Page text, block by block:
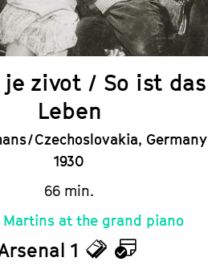
je zivot / So ist das
Leben
/ Czechoslovakia, Germany
1930
66 min.
Martins at the grand piano
1
TicketsCalendar